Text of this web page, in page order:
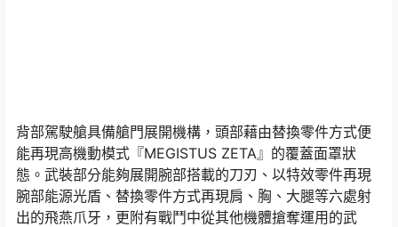
背部駕駛艙具備艙門展開機構，頭部藉由替換零件方式便
能再現高機動模式『MEGISTUS ZETA』的覆蓋面罩狀
態。武裝部分能夠展開腕部搭載的刀刃、以特效零件再現
腕部能源光盾、替換零件方式再現肩、胸、大腿等六處射
出的飛燕爪牙，更附有戰鬥中從其他機體搶奪運用的武